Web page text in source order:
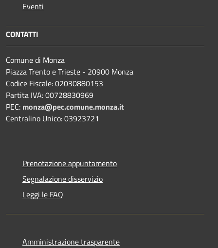
Eventi
CONTATTI
Comune di Monza
Piazza Trento e Trieste - 20900 Monza
Codice Fiscale: 02030880153
Partita IVA: 00728830969
PEC: monza@pec.comune.monza.it
Centralino Unico: 03923721
Prenotazione appuntamento
Segnalazione disservizio
Leggi le FAQ
Amministrazione trasparente